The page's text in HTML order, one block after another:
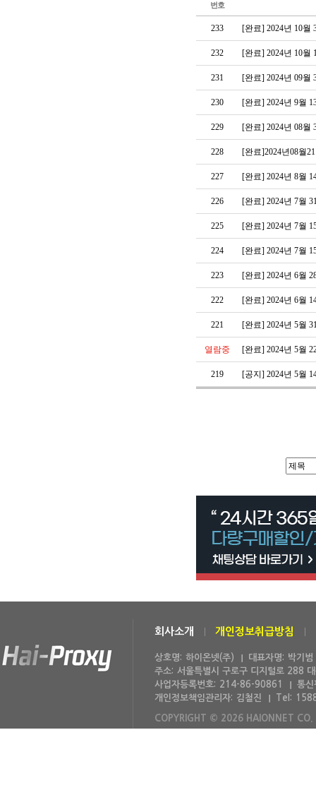
번호
233 [완료] 2024년 10
232 [완료] 2024년 10
231 [완료] 2024년 09
230 [완료] 2024년 9월
229 [완료] 2024년 08
228 [완료]2024년08월
227 [완료] 2024년 8월
226 [완료] 2024년 7월
225 [완료] 2024년 7월
224 [완료] 2024년 7월
223 [완료] 2024년 6월
222 [완료] 2024년 6월
221 [완료] 2024년 5월
열람중 [완료] 2024년 5월
219 [공지] 2024년 5월
회사소개 개인정보취급방침
상호명: 하이온넷(주) 대표자명: 박기범
주소: 서울특별시 구로구 디지털로 288
사업자등록번호: 214-86-90861
통신
개인정보책임관리자: 김철진 Tel:
COPYRIGHT © 2026 HAIONNET CO.